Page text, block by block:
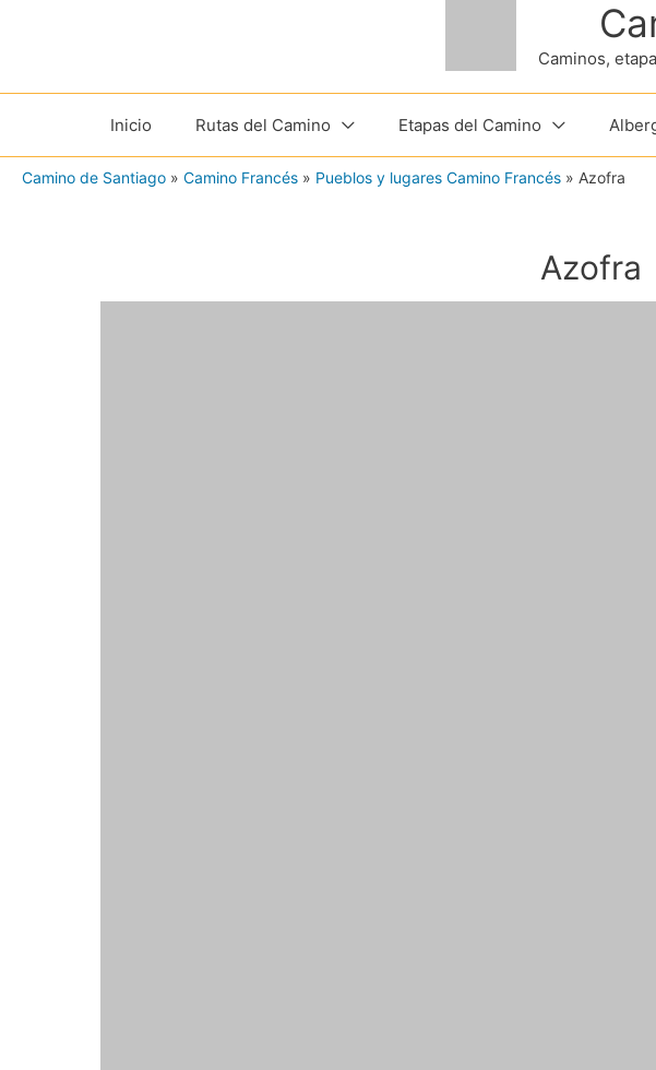
contenido
Caminos,
Inicio Rutas del Camino Etapas del Camino
Camino de Santiago » Camino Francés » Pueblos y lugares Camino Francés » Azofra
Azofra